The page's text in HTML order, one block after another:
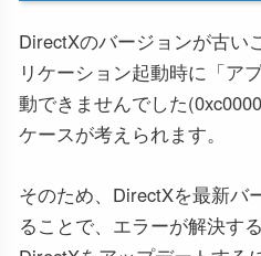
DirectXのバージョンが古い
リケーション起動時に「ア
動できませんでした
ケースが考えられます。
そのため、DirectXを最新バ
ることで、エラーが解決す